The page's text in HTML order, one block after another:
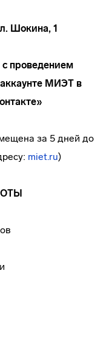
Шокина, 1
проведением
МИЭТ в
за 5 дней до
miet.ru)